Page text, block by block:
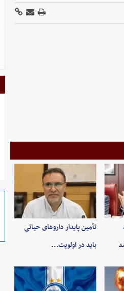
تأمین پایدار داروهای حیاتی
باید در اولویت…